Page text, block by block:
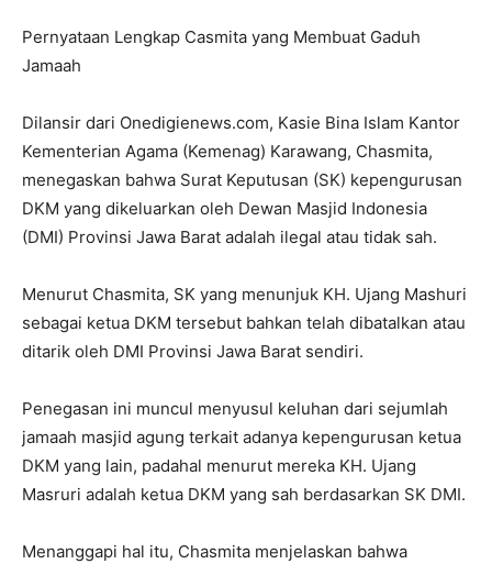
Pernyataan Lengkap Casmita yang Membuat Gaduh
Jamaah
Dilansir dari Onedigienews.com, Kasie Bina Islam Kantor
Kementerian Agama (Kemenag) Karawang, Chasmita,
menegaskan bahwa Surat Keputusan (SK) kepengurusan
DKM yang dikeluarkan oleh Dewan Masjid Indonesia
(DMI) Provinsi Jawa Barat adalah ilegal atau tidak sah.
Menurut Chasmita, SK yang menunjuk KH. Ujang Mashuri
sebagai ketua DKM tersebut bahkan telah dibatalkan atau
ditarik oleh DMI Provinsi Jawa Barat sendiri.
Penegasan ini muncul menyusul keluhan dari sejumlah
jamaah masjid agung terkait adanya kepengurusan ketua
DKM yang lain, padahal menurut mereka KH. Ujang
Masruri adalah ketua DKM yang sah berdasarkan SK DMI.
Menanggapi hal itu, Chasmita menjelaskan bahwa